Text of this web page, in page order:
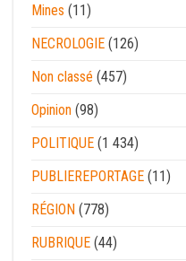
Mines (11)
NECROLOGIE (126)
Non classé (457)
Opinion (98)
POLITIQUE (1 434)
PUBLIEREPORTAGE (11)
RÉGION (778)
RUBRIQUE (44)